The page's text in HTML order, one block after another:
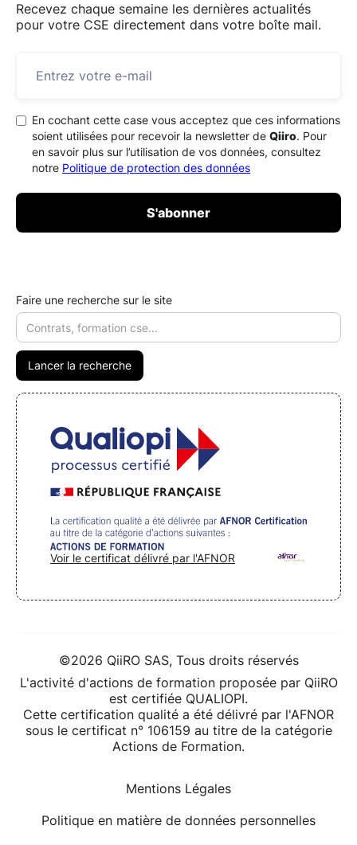
Recevez chaque semaine les dernières actualités
pour votre CSE directement dans votre boîte mail.
En cochant cette case vous acceptez que ces informations
soient utilisées pour recevoir la newsletter de Qiiro. Pour
en savoir plus sur l’utilisation de vos données, consultez
notre Politique de protection des données
Faire une recherche sur le site
Voir le certificat délivré par l'AFNOR
©2026 QiiRO SAS, Tous droits réservés
L'activité d'actions de formation proposée par QiiRO
est certifiée QUALIOPI.
Cette certification qualité a été délivré par l'AFNOR
sous le certificat n° 106159 au titre de la catégorie
Actions de Formation.
Mentions Légales
Politique en matière de données personnelles